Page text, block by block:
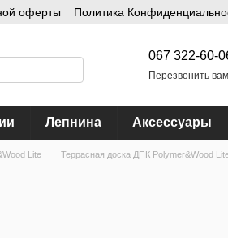
оферты Политика
067 322-60-
Перезвонить
Лепнина Аксессуары
Lite
Террасная доска ДПК Polymer&Wood